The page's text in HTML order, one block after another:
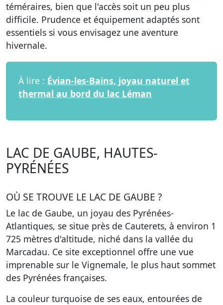
téméraires, bien que l'accès soit un peu plus
difficile. Prudence et équipement adaptés sont
essentiels si vous envisagez une aventure
hivernale.
À lire : Évian-les-Bains, joyau naturel et
thermal au bord du lac Léman
LAC DE GAUBE, HAUTES-
PYRÉNÉES
OÙ SE TROUVE LE LAC DE GAUBE ?
Le lac de Gaube, un joyau des Pyrénées-
Atlantiques, se situe près de Cauterets, à environ 1
725 mètres d'altitude, niché dans la vallée du
Marcadau. Ce site exceptionnel offre une vue
imprenable sur le Vignemale, le plus haut sommet
des Pyrénées françaises.
La couleur turquoise de ses eaux, entourées de